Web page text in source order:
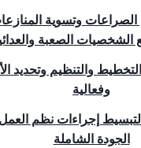
وتسوية
الشخصيات الصعبة
والتنظيم وتحديد
وفعالية
لتبسيط إجراءات نظم
الجودة الشاملة